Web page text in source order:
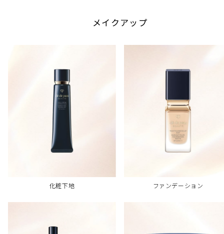
メイクアップ
化粧下地 ファンデーション